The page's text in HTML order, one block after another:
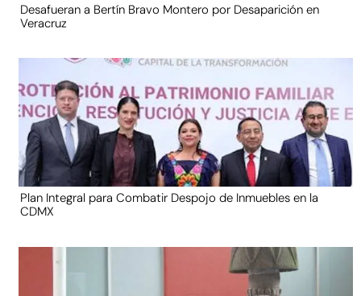
Desafueran a Bertín Bravo Montero por Desaparición en
Veracruz
Plan Integral para Combatir Despojo de Inmuebles en la
CDMX